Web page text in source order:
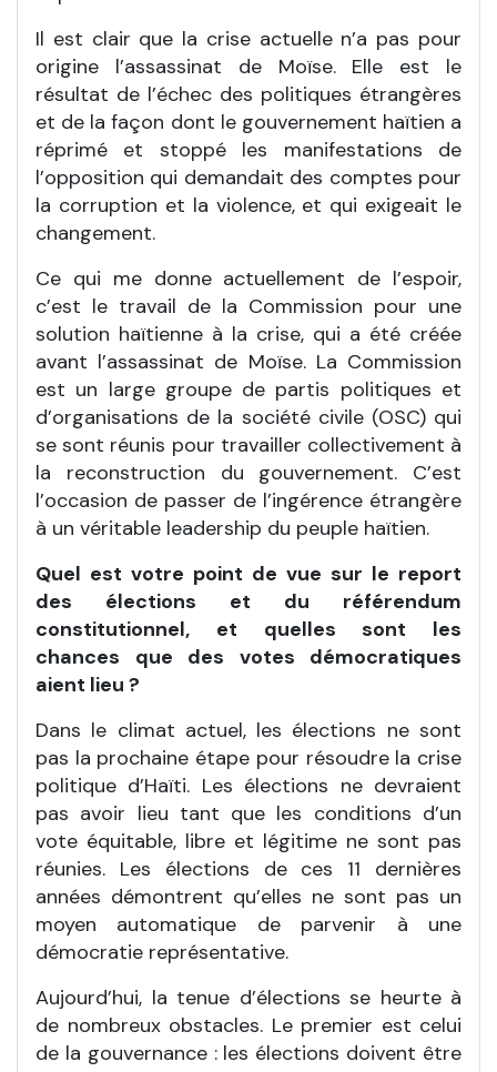
Il est clair que la crise actuelle n’a pas pour
origine l’assassinat de Moïse. Elle est le
résultat de l’échec des politiques étrangères
et de la façon dont le gouvernement haïtien a
réprimé et stoppé les manifestations de
l’opposition qui demandait des comptes pour
la corruption et la violence, et qui exigeait le
changement.
Ce qui me donne actuellement de l’espoir,
c’est le travail de la Commission pour une
solution haïtienne à la crise, qui a été créée
avant l’assassinat de Moïse. La Commission
est un large groupe de partis politiques et
d’organisations de la société civile (OSC) qui
se sont réunis pour travailler collectivement à
la reconstruction du gouvernement. C’est
l’occasion de passer de l’ingérence étrangère
à un véritable leadership du peuple haïtien.
Quel est votre point de vue sur le report
des élections et du référendum
constitutionnel, et quelles sont les
chances que des votes démocratiques
aient lieu ?
Dans le climat actuel, les élections ne sont
pas la prochaine étape pour résoudre la crise
politique d’Haïti. Les élections ne devraient
pas avoir lieu tant que les conditions d’un
vote équitable, libre et légitime ne sont pas
réunies. Les élections de ces 11 dernières
années démontrent qu’elles ne sont pas un
moyen automatique de parvenir à une
démocratie représentative.
Aujourd’hui, la tenue d’élections se heurte à
de nombreux obstacles. Le premier est celui
de la gouvernance : les élections doivent être